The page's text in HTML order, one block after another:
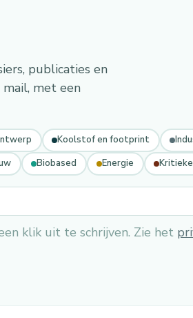
publicaties en
met een
Koolstof en footprint
Biobased Energie
klik uit te schrijven. Zie het